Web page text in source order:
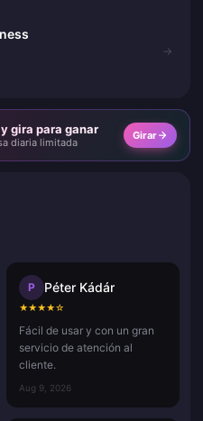
→
gira para ganar
diaria limitada
Girar
P Péter Kádár
★★★★☆
Fácil de usar y con un gran
servicio de atención al
cliente.
Aug 9, 2026